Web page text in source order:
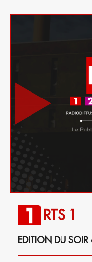
RTS 1
EDITION DU